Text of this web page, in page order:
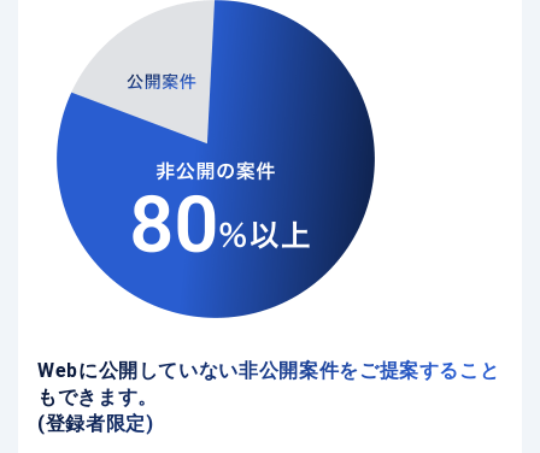
Webに公開していない非公開案件をご提案すること
もできます。
(登録者限定)